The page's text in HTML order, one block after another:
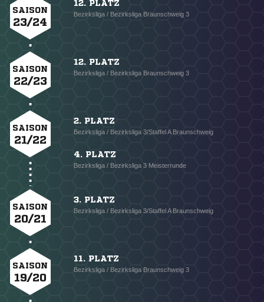
SAISON
23/24
12. PLATZ
Bezirksliga / Bezirksliga Braunschweig 3
SAISON
22/23
12. PLATZ
Bezirksliga / Bezirksliga Braunschweig 3
SAISON
21/22
2. PLATZ
Bezirksliga / Bezirksliga 3/Staffel A Braunschweig
4. PLATZ
Bezirksliga / Bezirksliga 3 Meisterrunde
SAISON
20/21
3. PLATZ
Bezirksliga / Bezirksliga 3/Staffel A Braunschweig
SAISON
19/20
11. PLATZ
Bezirksliga / Bezirksliga Braunschweig 3